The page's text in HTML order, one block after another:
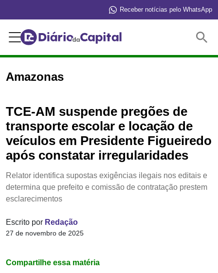
Receber notícias pelo WhatsApp
Amazonas
TCE-AM suspende pregões de
transporte escolar e locação de
veículos em Presidente Figueiredo
após constatar irregularidades
Relator identifica supostas exigências ilegais nos editais e
determina que prefeito e comissão de contratação prestem
esclarecimentos
Escrito por Redação
27 de novembro de 2025
Compartilhe essa matéria